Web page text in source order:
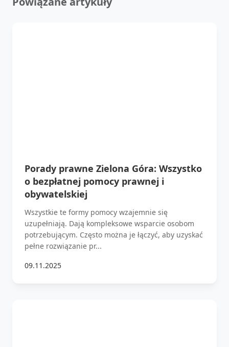
Porady prawne Zielona Góra: Wszystko
o bezpłatnej pomocy prawnej i
obywatelskiej
Wszystkie te formy pomocy wzajemnie się
uzupełniają. Dają kompleksowe wsparcie osobom
potrzebującym. Często można je łączyć, aby uzyskać
pełne rozwiązanie pr...
09.11.2025